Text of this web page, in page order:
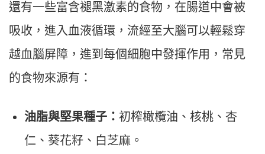
還有一些富含褪黑激素的食物，在腸道中會被
吸收，進入血液循環，流經至大腦可以輕鬆穿
越血腦屏障，進到每個細胞中發揮作用，常見
的食物來源有：
油脂與堅果種子： 初榨橄欖油、核桃、杏
仁、葵花籽、白芝麻。